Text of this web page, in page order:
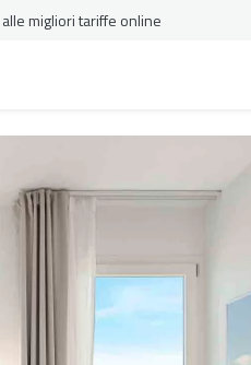
migliori tariffe online